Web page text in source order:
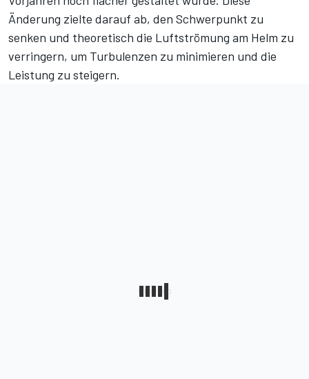
Änderung zielte darauf ab, den Schwerpunkt zu
senken und theoretisch die Luftströmung am Helm zu
verringern, um Turbulenzen zu minimieren und die
Leistung zu steigern.